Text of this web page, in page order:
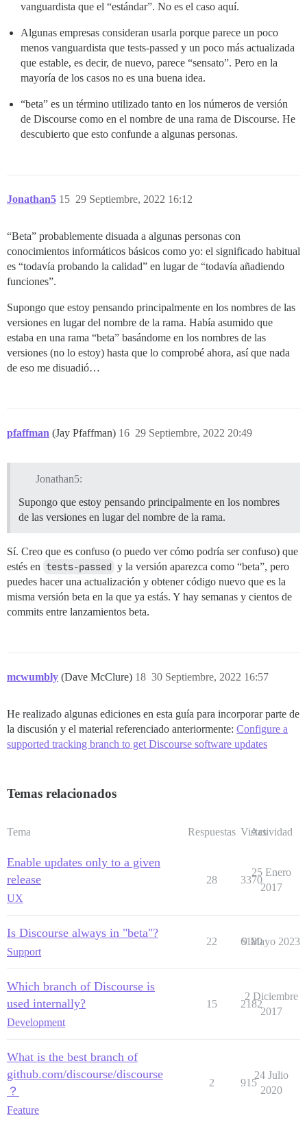
vanguardista que el “estándar”. No es el caso aquí.
Algunas empresas consideran usarla porque parece un poco
menos vanguardista que tests-passed y un poco más actualizada
que estable, es decir, de nuevo, parece “sensato”. Pero en la
mayoría de los casos no es una buena idea.
“beta” es un término utilizado tanto en los números de versión
de Discourse como en el nombre de una rama de Discourse. He
descubierto que esto confunde a algunas personas.
Jonathan5 29 Septiembre, 2022 16:12
15
“Beta” probablemente disuada a algunas personas con
conocimientos informáticos básicos como yo: el significado habitual
es “todavía probando la calidad” en lugar de “todavía añadiendo
funciones”.
Supongo que estoy pensando principalmente en los nombres de las
versiones en lugar del nombre de la rama. Había asumido que
estaba en una rama “beta” basándome en los nombres de las
versiones (no lo estoy) hasta que lo comprobé ahora, así que nada
de eso me disuadió…
pfaffman (Jay Pfaffman) 29 Septiembre, 2022 20:49
16
Jonathan5:
Supongo que estoy pensando principalmente en los nombres
de las versiones en lugar del nombre de la rama.
Sí. Creo que es confuso (o puedo ver cómo podría ser confuso) que
estés en tests-passed y la versión aparezca como “beta”, pero
puedes hacer una actualización y obtener código nuevo que es la
misma versión beta en la que ya estás. Y hay semanas y cientos de
commits entre lanzamientos beta.
mcwumbly (Dave McClure) 30 Septiembre, 2022 16:57
18
He realizado algunas ediciones en esta guía para incorporar parte de
la discusión y el material referenciado anteriormente: Configure a
supported tracking branch to get Discourse software updates
Temas relacionados
Tema Respuestas Vistas
Actividad
Enable updates only to a given
release
UX
28 3370
25 Enero
2017
Is Discourse always in "beta"?
Support
22 6180
9 Mayo 2023
Which branch of Discourse is
used internally?
Development
15 2182
2 Diciembre
2017
What is the best branch of
github.com/discourse/discourse
？
Feature
2 915
24 Julio
2020